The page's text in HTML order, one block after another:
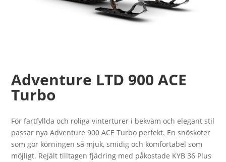
Adventure LTD 900 ACE
Turbo
För fartfyllda och roliga vinterturer i bekväm och elegant stil
passar nya Adventure 900 ACE Turbo perfekt. En snöskoter
som gör körningen så mjuk, smidig och komfortabel som
möjligt. Rejält tilltagen fjädring med påkostade KYB 36 Plus